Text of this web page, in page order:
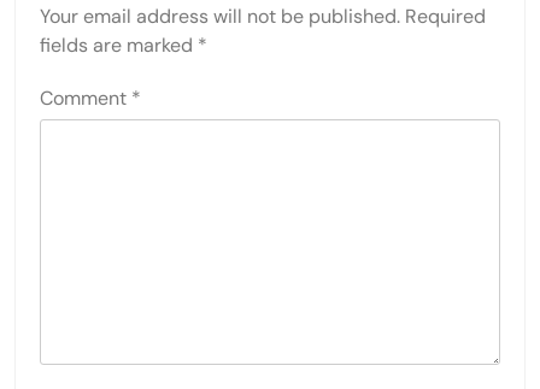
Your email address will not be published. Required
fields are marked *
Comment *